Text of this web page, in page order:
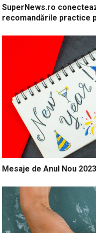
SuperNews.ro
recomandările practice
Mesaje de Anul Nou